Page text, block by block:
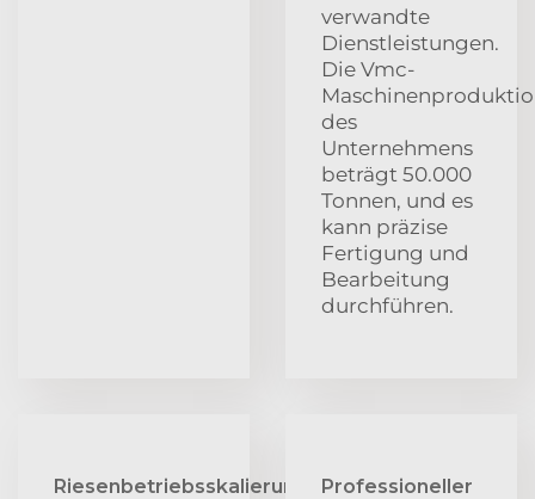
verwandte
Dienstleistungen.
Die Vmc-
des
Unternehmens
beträgt 50.000
Tonnen, und es
kann präzise
Fertigung und
Bearbeitung
durchführen.
Riesenbetriebsskalierung:
Professioneller